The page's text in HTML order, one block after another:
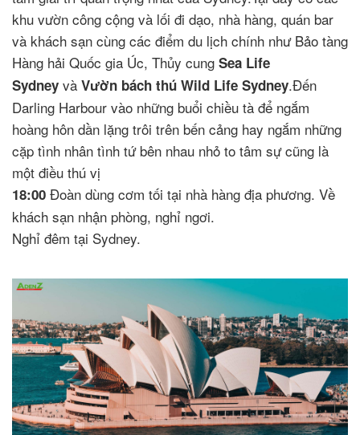
khu vườn công cộng và lối đi dạo, nhà hàng, quán bar
và khách sạn cùng các điểm du lịch chính như Bảo tàng
Hàng hải Quốc gia Úc, Thủy cung Sea Life
Sydney và Vườn bách thú Wild Life Sydney.Đến
Darling Harbour vào những buổi chiều tà để ngắm
hoàng hôn dần lặng trôi trên bến cảng hay ngắm những
cặp tình nhân tình tứ bên nhau nhỏ to tâm sự cũng là
một điều thú vị
18:00 Đoàn dùng cơm tối tại nhà hàng địa phương. Về
khách sạn nhận phòng, nghỉ ngơi.
Nghỉ đêm tại Sydney.